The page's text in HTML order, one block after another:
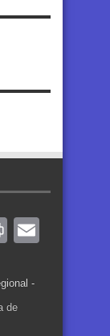
Print
-
de